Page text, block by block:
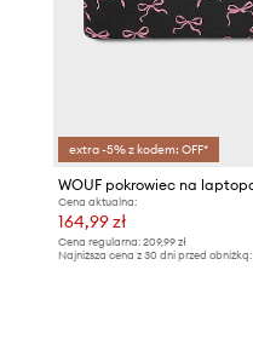
extra -5% z kodem: OFF*
Cena aktualna:
164,99 zł
Cena regularna: 209,99 zł
Najniższa cena z 30 dni przed obniżką: